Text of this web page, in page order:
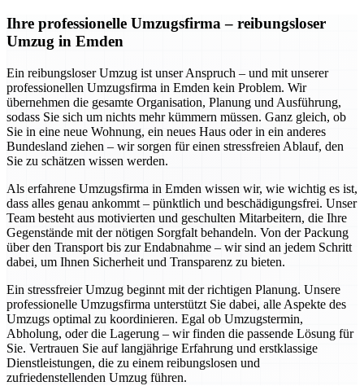
Ihre professionelle Umzugsfirma – reibungsloser
Umzug in Emden
Ein reibungsloser Umzug ist unser Anspruch – und mit unserer
professionellen Umzugsfirma in Emden kein Problem. Wir
übernehmen die gesamte Organisation, Planung und Ausführung,
sodass Sie sich um nichts mehr kümmern müssen. Ganz gleich, ob
Sie in eine neue Wohnung, ein neues Haus oder in ein anderes
Bundesland ziehen – wir sorgen für einen stressfreien Ablauf, den
Sie zu schätzen wissen werden.
Als erfahrene Umzugsfirma in Emden wissen wir, wie wichtig es ist,
dass alles genau ankommt – pünktlich und beschädigungsfrei. Unser
Team besteht aus motivierten und geschulten Mitarbeitern, die Ihre
Gegenstände mit der nötigen Sorgfalt behandeln. Von der Packung
über den Transport bis zur Endabnahme – wir sind an jedem Schritt
dabei, um Ihnen Sicherheit und Transparenz zu bieten.
Ein stressfreier Umzug beginnt mit der richtigen Planung. Unsere
professionelle Umzugsfirma unterstützt Sie dabei, alle Aspekte des
Umzugs optimal zu koordinieren. Egal ob Umzugstermin,
Abholung, oder die Lagerung – wir finden die passende Lösung für
Sie. Vertrauen Sie auf langjährige Erfahrung und erstklassige
Dienstleistungen, die zu einem reibungslosen und
zufriedenstellenden Umzug führen.